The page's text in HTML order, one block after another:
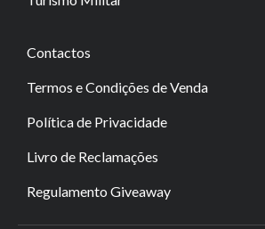
Contactos
Termos e Condições de Venda
Política de Privacidade
Livro de Reclamações
Regulamento Giveaway